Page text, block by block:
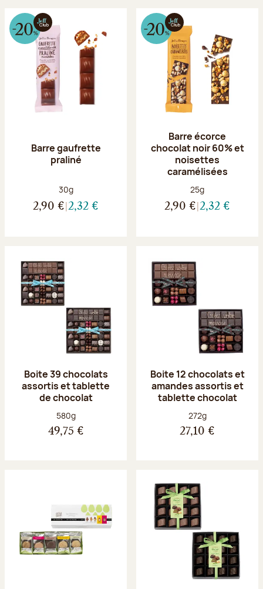
Barre gaufrette
praliné
Poids net :
30g
2,90 € 2,32 €
Barre écorce
chocolat noir 60% et
noisettes
caramélisées
Poids net :
25g
2,90 € 2,32 €
Boite 39 chocolats
assortis et tablette
de chocolat
Poids net :
580g
49,75 €
Boite 12 chocolats et
amandes assortis et
tablette chocolat
Poids net :
272g
27,10 €